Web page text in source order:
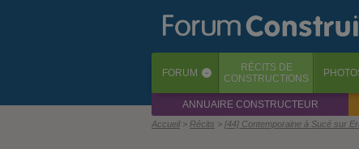
FORUM ‹ RÉCITS DE
CONSTRUCTIONS
ANNUAIRE CONSTRUCTEUR
Accueil Récits [44] Contemporaine à Sucé sur